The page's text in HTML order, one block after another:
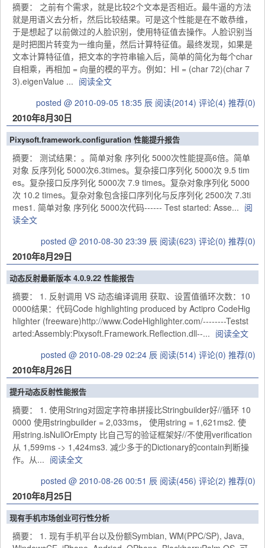
摘要： 之前有个需求，就是比较2个文本是否相近。最牛逼的方法
就是用语义去分析，然后比较结果。可是这个性能是在不敢恭维，
于是想起了以前做过的人脸识别，使用特征值去操作。人脸识别当
是时把图片转变为一维向量，然后计算特征值。最终发现，如果是
文本计算特征值，把文本的字符串输入后，简单的简化为每个char
自相乘，再相加 = 向量的模的平方。例如：HI = (char 72)(char 7
3).eigenValue ... 阅读全文
posted @ 2010-09-05 18:35 辰 阅读(2014) 评论(4) 推荐(0)
2010年8月30日
Pixysoft.framework.configuration 性能提升报告
摘要： 测试结果：。简单对象 序列化 5000次性能提高6倍。简单
对象 反序列化 5000次6.3times。复杂接口序列化 5000次 9.5 tim
es。复杂接口反序列化 5000次 7.9 times。复杂对象序列化 5000
次 10.2 times。复杂对象包含接口序列化与反序列化 2500次 7.3ti
mes1. 简单对象 序列化 5000次代码------ Test started: Asse... 阅
读全文
posted @ 2010-08-30 23:39 辰 阅读(623) 评论(0) 推荐(0)
2010年8月29日
动态反射最新版本 4.0.9.22 性能报告
摘要： 1. 反射调用 VS 动态编译调用 获取、设置值循环次数：10
0000结果：代码Code highlighting produced by Actipro CodeHig
hlighter (freeware)http://www.CodeHighlighter.com/--------Testst
arted:Assembly:Pixysoft.Framework.Reflection.dll--... 阅读全文
posted @ 2010-08-29 02:24 辰 阅读(514) 评论(0) 推荐(0)
2010年8月26日
提升动态反射性能报告
摘要： 1. 使用String对固定字符串拼接比Stringbuilder好//循环 10
0000 使用stringbuilder = 2,033ms， 使用string = 1,621ms2. 使
用string.isNullOrEmpty 比自己写的验证框架好//不使用verification
从 1,599ms -> 1,424ms3. 减少多于的Dictionary的contain判断操
作。从... 阅读全文
posted @ 2010-08-26 00:51 辰 阅读(456) 评论(2) 推荐(0)
2010年8月25日
现有手机市场创业可行性分析
摘要： 1. 现有手机平台以及份额Symbian, WM(PPC/SP), Java,